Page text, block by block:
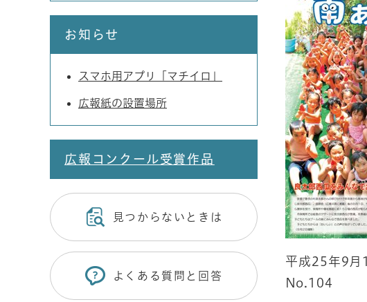
平成25年9月
No.104
お知らせ
スマホ用アプリ「マチイロ」
広報紙の設置場所
広報コンクール受賞作品
見つからないときは
よくある質問と回答